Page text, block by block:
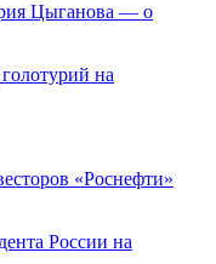
Цыганова — о
на
«Роснефти»
России на